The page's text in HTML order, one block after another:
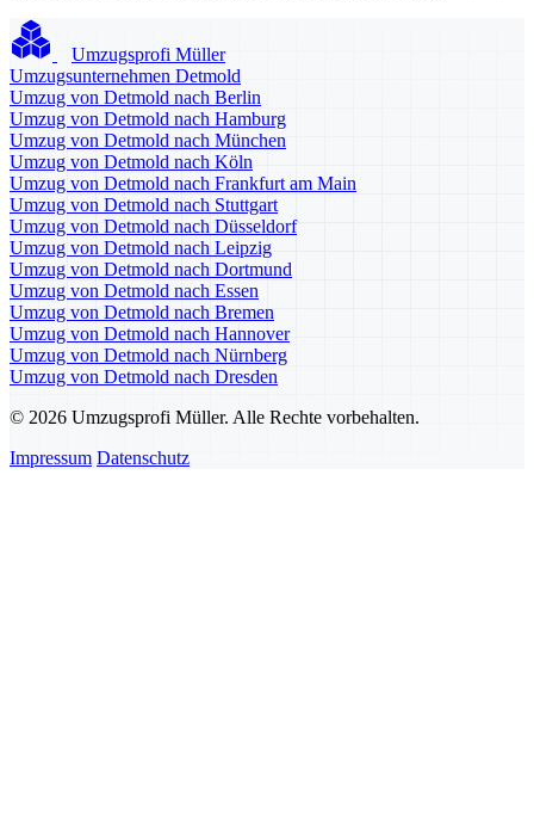
Umzugsprofi Müller
Umzugsunternehmen Detmold
Umzug von Detmold nach Berlin
Umzug von Detmold nach Hamburg
Umzug von Detmold nach München
Umzug von Detmold nach Köln
Umzug von Detmold nach Frankfurt am Main
Umzug von Detmold nach Stuttgart
Umzug von Detmold nach Düsseldorf
Umzug von Detmold nach Leipzig
Umzug von Detmold nach Dortmund
Umzug von Detmold nach Essen
Umzug von Detmold nach Bremen
Umzug von Detmold nach Hannover
Umzug von Detmold nach Nürnberg
Umzug von Detmold nach Dresden
© 2026 Umzugsprofi Müller. Alle Rechte vorbehalten.
Impressum Datenschutz